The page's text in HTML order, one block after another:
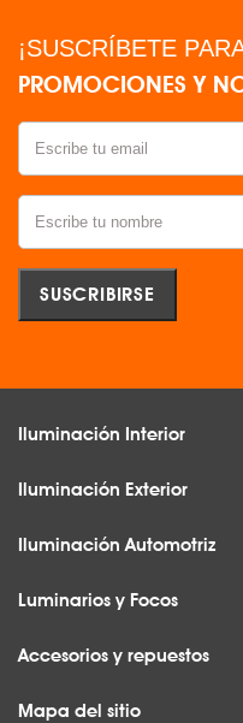
¡SUSCRÍBETE
PROMOCIONES Y
Iluminación Interior
Iluminación Exterior
Iluminación Automotriz
Luminarios y Focos
Accesorios y repuestos
Mapa del sitio